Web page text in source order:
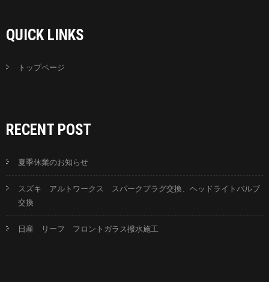
QUICK LINKS
トップページ
RECENT POST
夏季休業のお知らせ
スズキ アルトワークス スパークプラグ交換、ヘッドライトバルブ
交換
日産 リーフ フロントガラス撥水施工